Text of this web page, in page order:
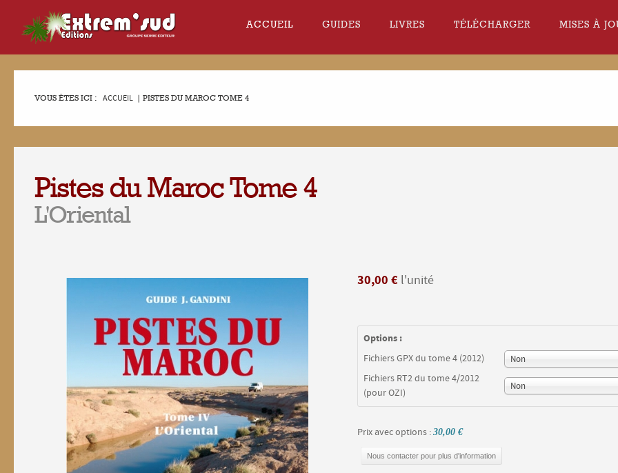
ACCUEIL GUIDES LIVRES TÉLÉCHARGER MISES À
VOUS ÊTES ICI : ACCUEIL |PISTES DU MAROC TOME 4
Pistes du Maroc Tome 4
L'Oriental
30,00 € l'unité
Options :
Fichiers GPX du tome 4 (2012) Non
Fichiers RT2 du tome 4/2012
(pour OZI)
Non
Prix avec options : 30,00 €
Nous contacter pour plus d'information